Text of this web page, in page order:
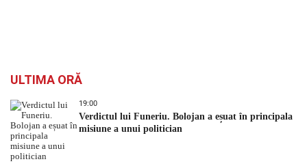
ULTIMA ORĂ
19:00
Verdictul lui Funeriu. Bolojan a eșuat în principala
misiune a unui politician